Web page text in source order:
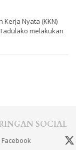
Nyata (KKN)
melakukan
SOCIAL
Facebook